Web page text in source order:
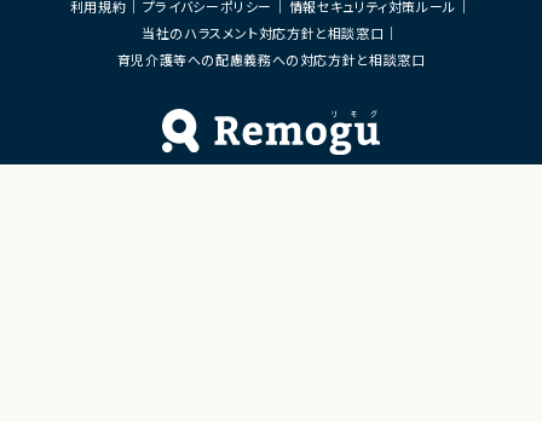
利用規約
プライバシーポリシー
情報セキュリティ対策ルール
当社のハラスメント対応方針と相談窓口
育児介護等への配慮義務への対応方針と相談窓口